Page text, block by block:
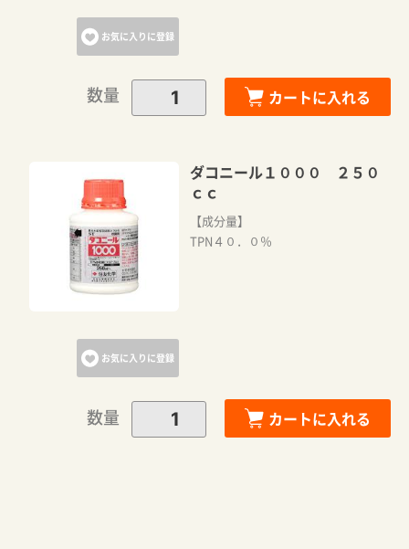
お気に入りに登録
数量 カートに入れる
お気に入りに登録
ダコニール１０００ ２５０
ｃｃ
【成分量】
TPN４０．０％
数量 カートに入れる